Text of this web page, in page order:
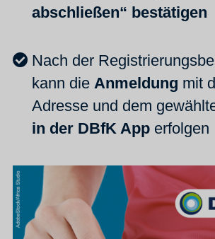
abschließen“ bestätigen
Nach der
kann die Anmeldung mit
Adresse und dem
in der DBfK App erfolgen